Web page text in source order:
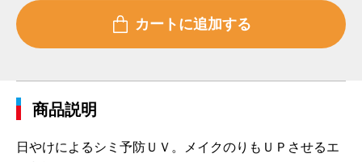
商品説明
日やけによるシミ予防ＵＶ。メイクのりもＵＰさせるエ